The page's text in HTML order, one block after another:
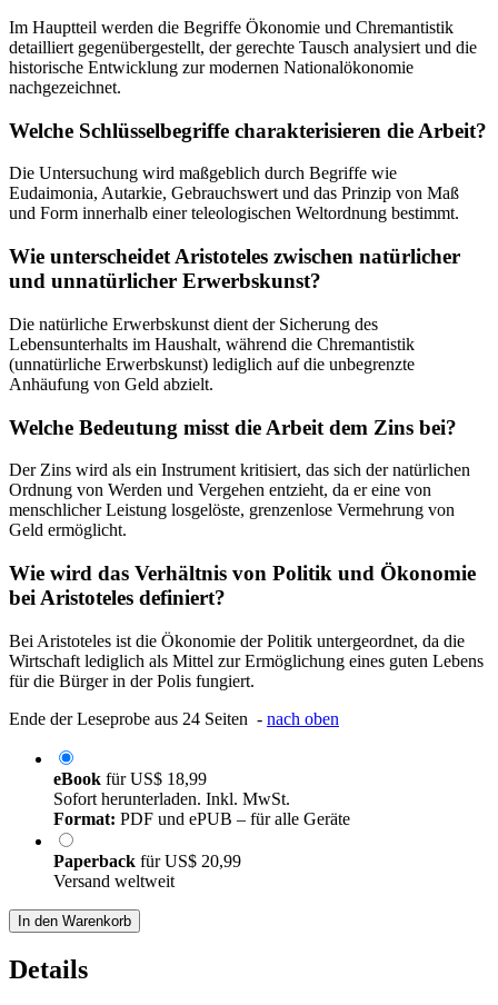
Im Hauptteil werden die Begriffe Ökonomie und Chremantistik
detailliert gegenübergestellt, der gerechte Tausch analysiert und die
historische Entwicklung zur modernen Nationalökonomie
nachgezeichnet.
Welche Schlüsselbegriffe charakterisieren die Arbeit?
Die Untersuchung wird maßgeblich durch Begriffe wie
Eudaimonia, Autarkie, Gebrauchswert und das Prinzip von Maß
und Form innerhalb einer teleologischen Weltordnung bestimmt.
Wie unterscheidet Aristoteles zwischen natürlicher
und unnatürlicher Erwerbskunst?
Die natürliche Erwerbskunst dient der Sicherung des
Lebensunterhalts im Haushalt, während die Chremantistik
(unnatürliche Erwerbskunst) lediglich auf die unbegrenzte
Anhäufung von Geld abzielt.
Welche Bedeutung misst die Arbeit dem Zins bei?
Der Zins wird als ein Instrument kritisiert, das sich der natürlichen
Ordnung von Werden und Vergehen entzieht, da er eine von
menschlicher Leistung losgelöste, grenzenlose Vermehrung von
Geld ermöglicht.
Wie wird das Verhältnis von Politik und Ökonomie
bei Aristoteles definiert?
Bei Aristoteles ist die Ökonomie der Politik untergeordnet, da die
Wirtschaft lediglich als Mittel zur Ermöglichung eines guten Lebens
für die Bürger in der Polis fungiert.
Ende der Leseprobe aus 24 Seiten - nach oben
eBook fürUS$ 18,99
Sofort herunterladen. Inkl. MwSt.
Format: PDF und ePUB – für alle Geräte
Paperback fürUS$ 20,99
Versand weltweit
In den Warenkorb
Details